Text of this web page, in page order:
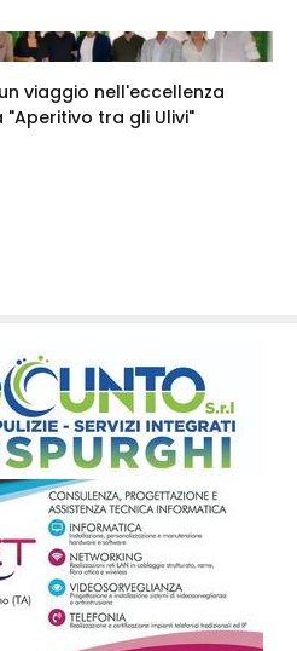
viaggio nell'eccellenza
tra gli Ulivi"